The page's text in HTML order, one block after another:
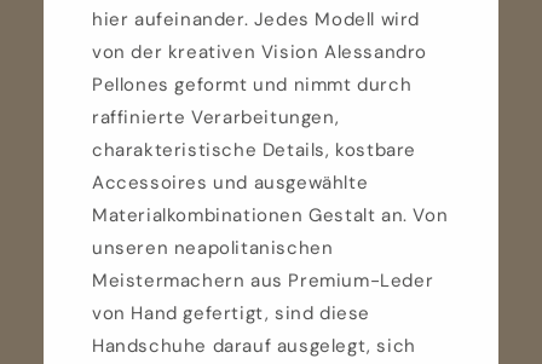
hier aufeinander. Jedes Modell wird
von der kreativen Vision Alessandro
Pellones geformt und nimmt durch
raffinierte Verarbeitungen,
charakteristische Details, kostbare
Accessoires und ausgewählte
Materialkombinationen Gestalt an. Von
unseren neapolitanischen
Meistermachern aus Premium-Leder
von Hand gefertigt, sind diese
Handschuhe darauf ausgelegt, sich